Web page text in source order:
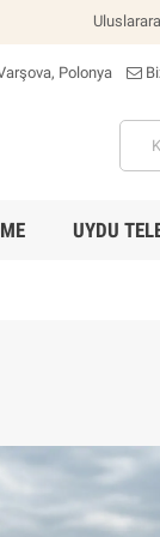
Polonya
UYDU